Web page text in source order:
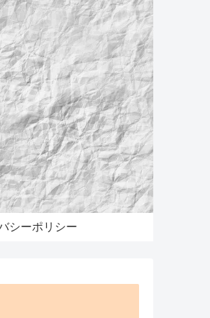
シーポリシー